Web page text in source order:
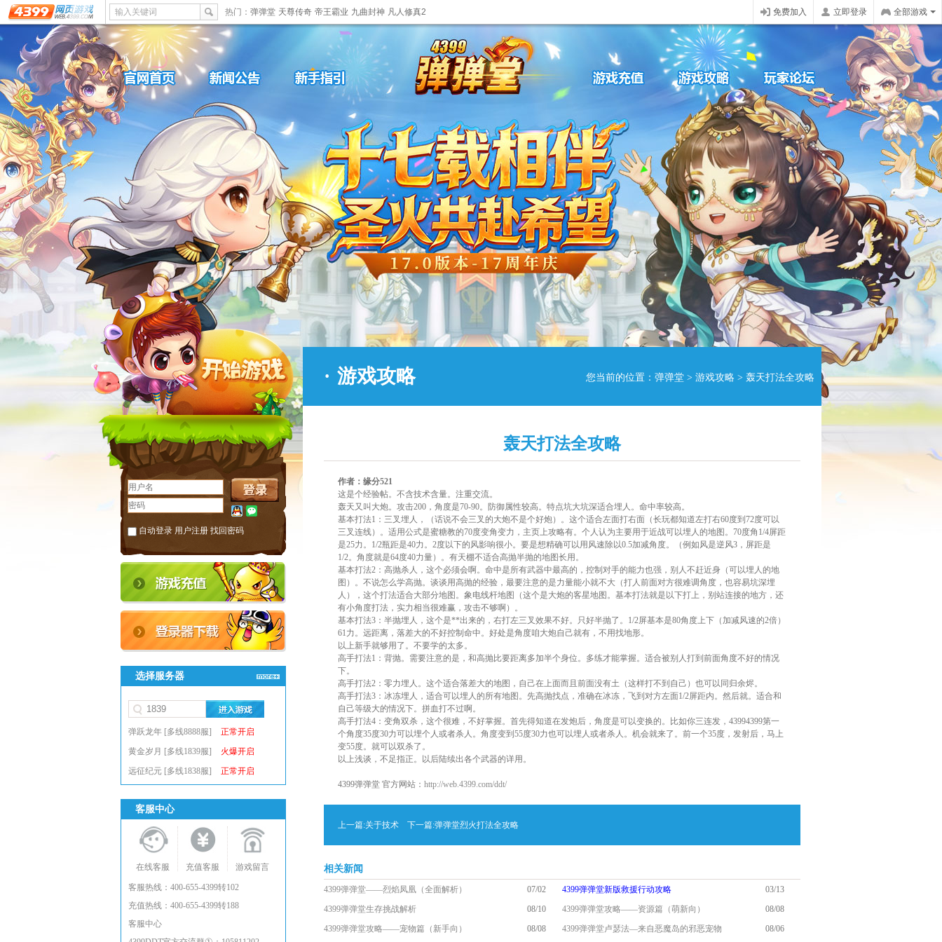
输入关键词 热门： 弹弹堂 天尊传奇 帝王霸业 九曲封神 凡人修真2 免费加入 立即登录 全部游戏
自动登录 用户注册 找回密码
选择服务器
弹跃龙年 [多线8888服]
正常开启
黄金岁月 [多线1839服]
火爆开启
远征纪元 [多线1838服]
正常开启
客服中心
在线客服 充值客服 游戏留言
客服热线：400-655-4399转102
充值热线：400-655-4399转188
客服中心
您当前的位置： 弹弹堂 > 游戏攻略 > 轰天打法全攻略
· 游戏攻略
轰天打法全攻略
作者：缘分521
这是个经验帖。不含技术含量。注重交流。
轰天又叫大炮。攻击200，角度是70-90。防御属性较高。特点坑大坑深适合埋人。命中率较高。
基本打法1：三叉埋人，（话说不会三叉的大炮不是个好炮）。这个适合左面打右面（长玩都知道左打右60度到72度可以
三叉连线）。适用公式是蜜糖教的70度变角变力，主页上攻略有。个人认为主要用于近战可以埋人的地图。70度角1/4屏距
是25力。1/2瓶距是40力。2度以下的风影响很小。要是想精确可以用风速除以0.5加减角度。（例如风是逆风3，屏距是
1/2。角度就是64度40力量）。有天棚不适合高抛半抛的地图长用。
基本打法2：高抛杀人，这个必须会啊。命中是所有武器中最高的，控制对手的能力也强，别人不赶近身（可以埋人的地
图）。不说怎么学高抛。谈谈用高抛的经验，最要注意的是力量能小就不大（打人前面对方很难调角度，也容易坑深埋
人），这个打法适合大部分地图。象电线杆地图（这个是大炮的客星地图。基本打法就是以下打上，别站连接的地方，还
有小角度打法，实力相当很难赢，攻击不够啊）。
基本打法3：半抛埋人，这个是**出来的，右打左三叉效果不好。只好半抛了。1/2屏基本是80角度上下（加减风速的2倍）
61力。远距离，落差大的不好控制命中。好处是角度咱大炮自己就有，不用找地形。
以上新手就够用了。不要学的太多。
高手打法1：背抛。需要注意的是，和高抛比要距离多加半个身位。多练才能掌握。适合被别人打到前面角度不好的情况
下。
高手打法2：零力埋人。这个适合落差大的地图，自己在上面而且前面没有土（这样打不到自己）也可以同归余烬。
高手打法3：冰冻埋人，适合可以埋人的所有地图。先高抛找点，准确在冰冻，飞到对方左面1/2屏距内。然后就。适合和
自己等级大的情况下。拼血打不过啊。
高手打法4：变角双杀，这个很难，不好掌握。首先得知道在发炮后，角度是可以变换的。比如你三连发，43994399第一
个角度35度30力可以埋个人或者杀人。角度变到55度30力也可以埋人或者杀人。机会就来了。前一个35度，发射后，马上
变55度。就可以双杀了。
以上浅谈，不足指正。以后陆续出各个武器的详用。
4399弹弹堂 官方网站： http://web.4399.com/ddt/
上一篇:关于技术 下一篇:弹弹堂烈火打法全攻略
相关新闻
4399弹弹堂——烈焰凤凰（全面解析） 07/02 4399弹弹堂新版救援行动攻略
03/13
4399弹弹堂生存挑战解析
08/10 4399弹弹堂攻略——资源篇（萌新向）
08/08
4399弹弹堂攻略——宠物篇（新手向）
08/08 4399弹弹堂卢瑟法—来自恶魔岛的邪恶宠物 08/06